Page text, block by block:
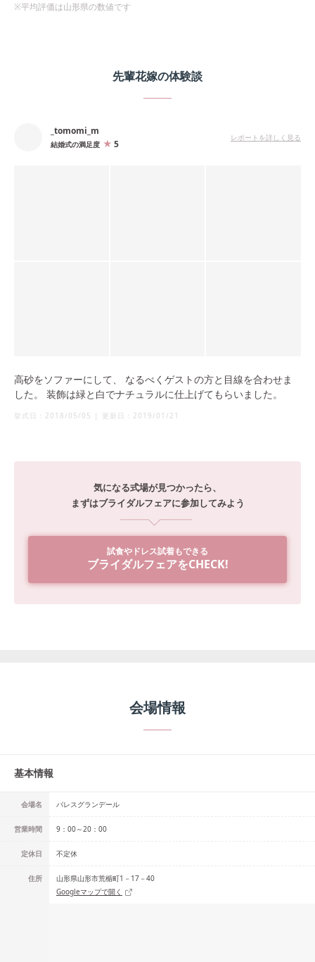
※平均評価は山形県の数値です
先輩花嫁の体験談
_tomomi_m
結婚式の満足度 5
レポートを詳しく見る
高砂をソファーにして、 なるべくゲストの方と目線を合わせま
した。 装飾は緑と白でナチュラルに仕上げてもらいました。
挙式日： 2018/05/05 | 更新日： 2019/01/21
気になる式場が見つかったら、
まずはブライダルフェアに参加してみよう
試食やドレス試着もできる
ブライダルフェアをCHECK!
会場情報
基本情報
会場名 パレスグランデール
営業時間 9：00～20：00
定休日 不定休
住所
山形県山形市荒楯町1－17－40
Googleマップで開く